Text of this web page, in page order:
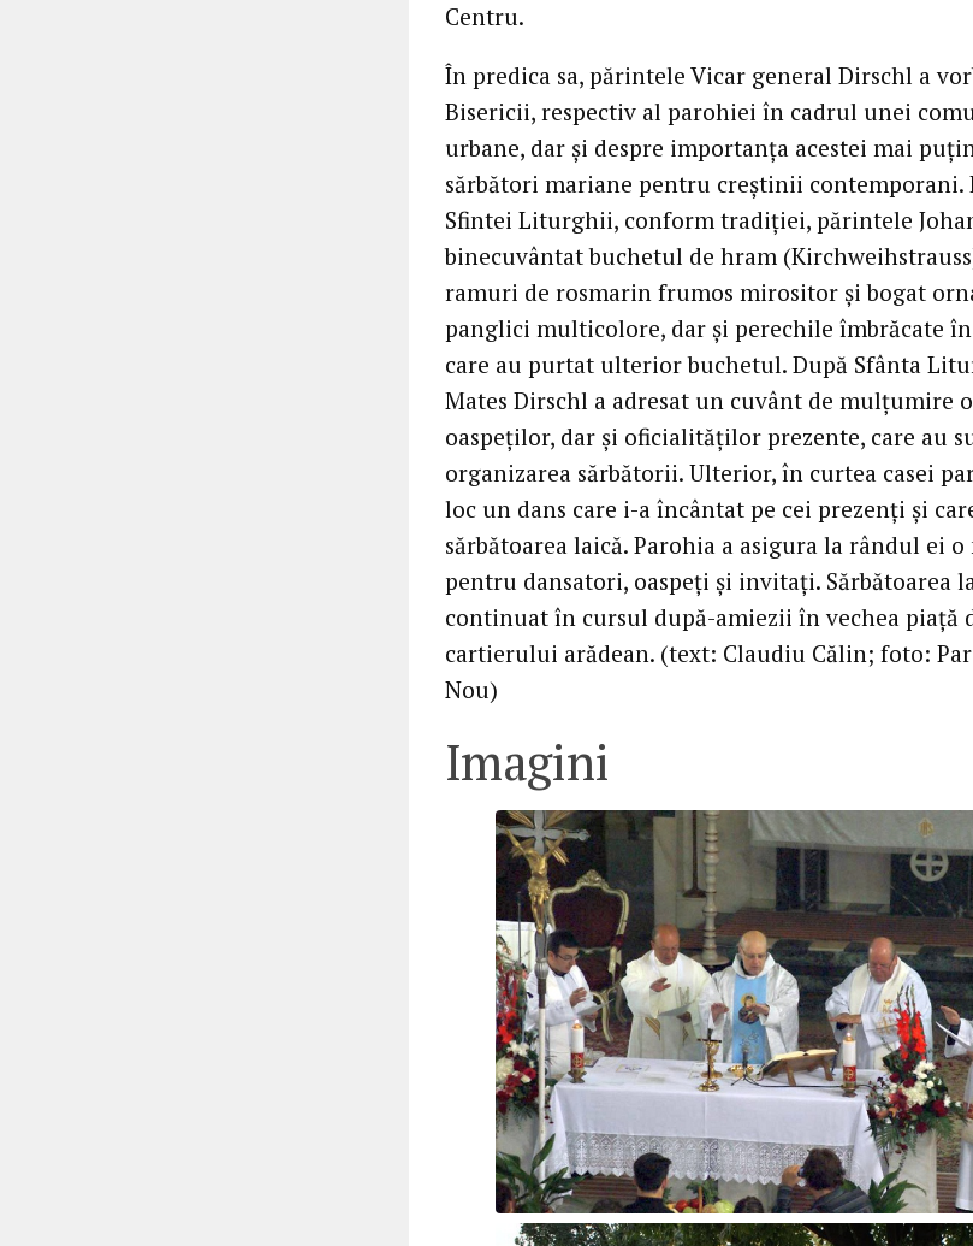
Centru.
În predica sa, părintele Vicar general Dirschl a
Bisericii, respectiv al parohiei în cadrul unei
urbane, dar şi despre importanţa acestei mai
sărbători mariane pentru creştinii contemporani.
Sfintei Liturghii, conform tradiţiei, părintele
binecuvântat buchetul de hram
ramuri de rosmarin frumos mirositor şi bogat
panglici multicolore, dar şi perechile îmbrăcate
care au purtat ulterior buchetul. După Sfânta
Mates Dirschl a adresat un cuvânt de mulţumire
oaspeţilor, dar şi oficialităţilor prezente, care au
organizarea sărbătorii. Ulterior, în curtea casei
loc un dans care i-a încântat pe cei prezenţi şi
sărbătoarea laică. Parohia a asigura la rândul ei o
pentru dansatori, oaspeţi şi invitaţi. Sărbătoarea
continuat în cursul după-amiezii în vechea piaţă
cartierului arădean. (text: Claudiu Călin; foto:
Nou)
Imagini